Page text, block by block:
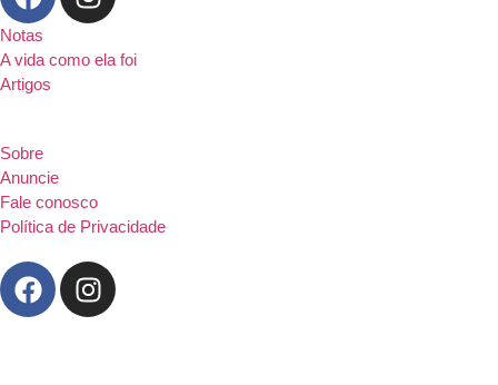
Notas
A vida como ela foi
Artigos
Sobre
Anuncie
Fale conosco
Política de Privacidade